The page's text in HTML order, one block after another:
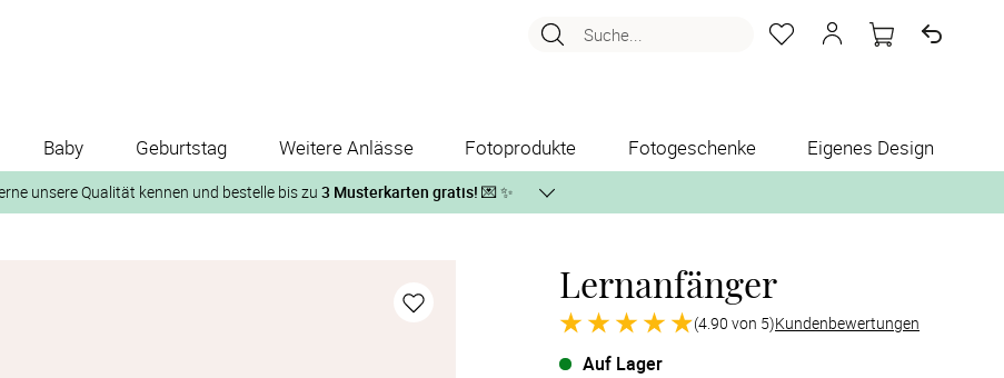
Suche...
Baby Geburtstag Weitere Anlässe Fotoprodukte Fotogeschenke Eigenes Design
unsere Qualität kennen und bestelle bis zu 3 Musterkarten gratis! 💌 ✨
auf der jeweiligen Produktseite und lasse Dir die Karten kostenlos per Post zusenden.
Lernanfänger
(4.90 von 5)Kundenbewertungen
Auf Lager